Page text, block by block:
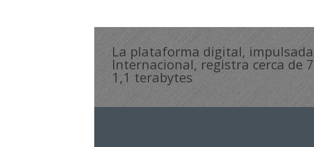
La plataforma digital,
Internacional, registra cerca de
1,1 terabytes